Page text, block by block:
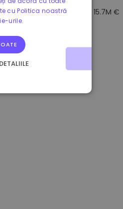
3.3B € 15.7M €
cu Politica noastră
urile.